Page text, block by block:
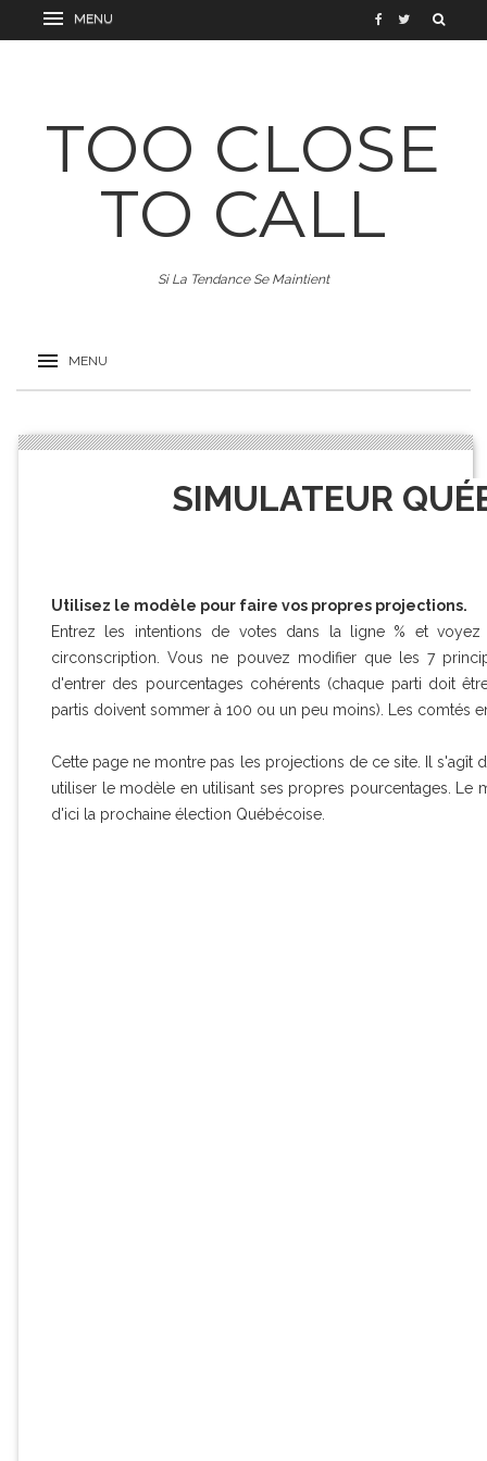
TOO CLOSE
TO CALL
Si La Tendance Se Maintient
SIMULATEUR
Utilisez le modèle pour faire vos propres projections.
Entrez les intentions de votes dans la ligne % et
circonscription. Vous ne pouvez modifier que les 7
d'entrer des pourcentages cohérents (chaque parti doit
partis doivent sommer à 100 ou un peu moins). Les comtés
Cette page ne montre pas les projections de ce site. Il s'agît
utiliser le modèle en utilisant ses propres pourcentages. Le
d'ici la prochaine élection Québécoise.